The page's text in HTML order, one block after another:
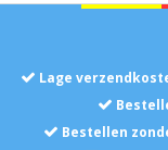
Lage
Bestellen